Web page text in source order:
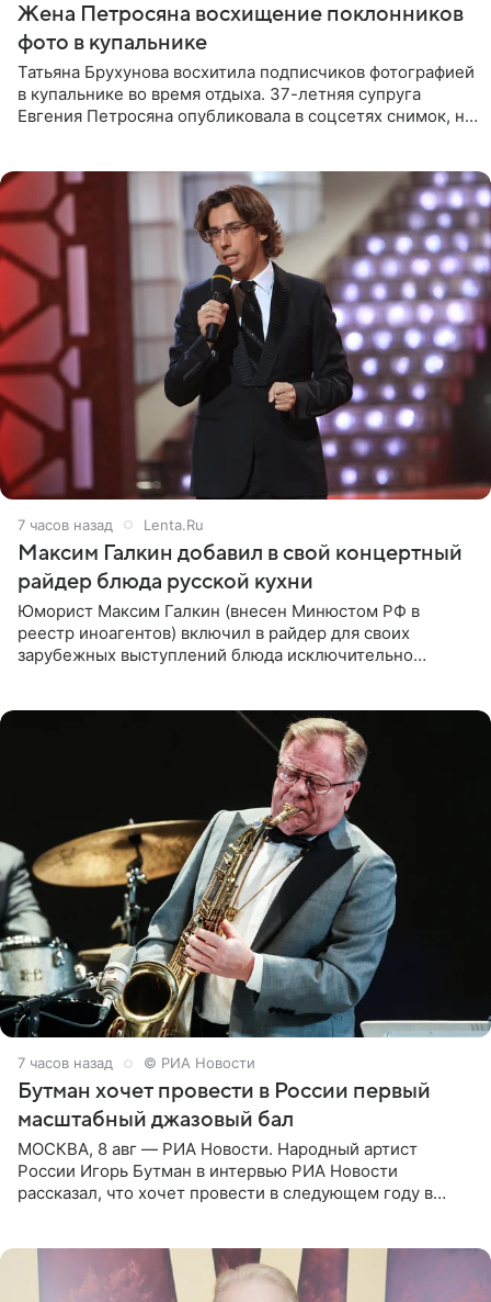
Жена Петросяна восхищение поклонников
фото в купальнике
Татьяна Брухунова восхитила подписчиков фотографией
в купальнике во время отдыха. 37-летняя супруга
Евгения Петросяна опубликовала в соцсетях снимок, на
7 часов назад Lenta.Ru
Максим Галкин добавил в свой концертный
райдер блюда русской кухни
Юморист Максим Галкин (внесен Минюстом РФ в
реестр иноагентов) включил в райдер для своих
зарубежных выступлений блюда исключительно
7 часов назад © РИА Новости
Бутман хочет провести в России первый
масштабный джазовый бал
МОСКВА, 8 авг — РИА Новости. Народный артист
России Игорь Бутман в интервью РИА Новости
рассказал, что хочет провести в следующем году в